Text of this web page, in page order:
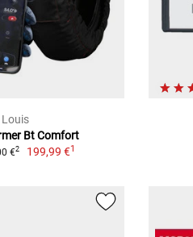
Louis
Bt Comfort
€2 199,99 €1